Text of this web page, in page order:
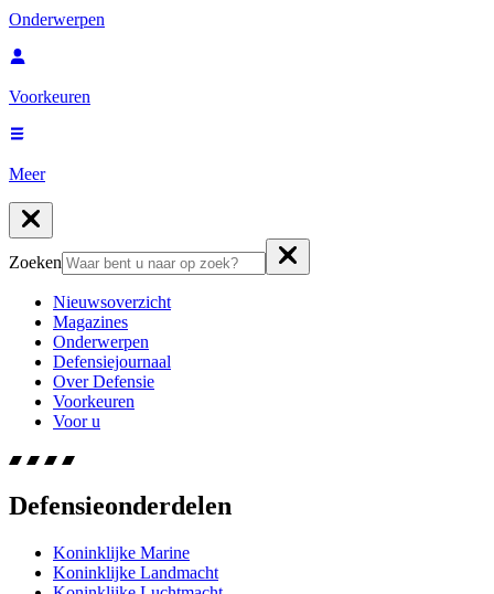
Onderwerpen
Voorkeuren
Meer
Zoeken
Nieuwsoverzicht
Magazines
Onderwerpen
Defensiejournaal
Over Defensie
Voorkeuren
Voor u
Defensieonderdelen
Koninklijke Marine
Koninklijke Landmacht